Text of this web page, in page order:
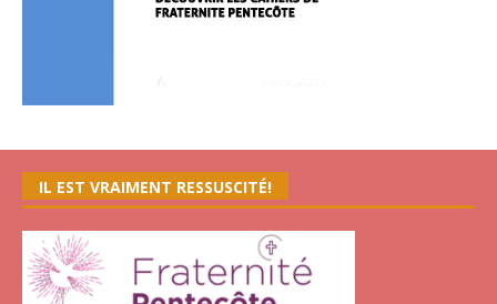
IL EST VRAIMENT RESSUSCITÉ!